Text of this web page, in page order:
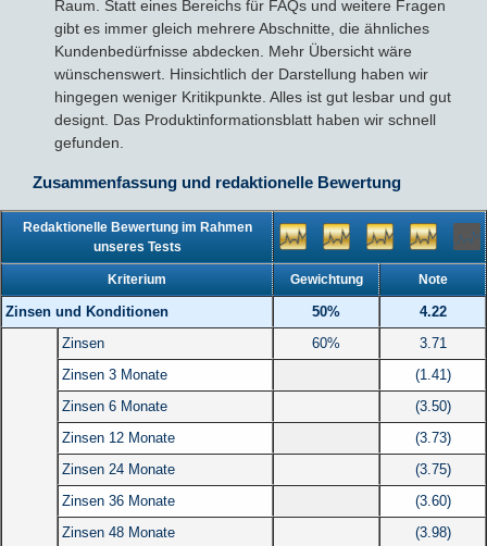
Raum. Statt eines Bereichs für FAQs und weitere Fragen
gibt es immer gleich mehrere Abschnitte, die ähnliches
Kundenbedürfnisse abdecken. Mehr Übersicht wäre
wünschenswert. Hinsichtlich der Darstellung haben wir
hingegen weniger Kritikpunkte. Alles ist gut lesbar und gut
designt. Das Produktinformationsblatt haben wir schnell
gefunden.
Zusammenfassung und redaktionelle Bewertung
Redaktionelle Bewertung im Rahmen
unseres Tests
Kriterium Gewichtung Note
Zinsen und Konditionen 50%
4.22
Zinsen
60%
3.71
Zinsen 3 Monate
(1.41)
Zinsen 6 Monate
(3.50)
Zinsen 12 Monate
(3.73)
Zinsen 24 Monate
(3.75)
Zinsen 36 Monate
(3.60)
Zinsen 48 Monate
(3.98)